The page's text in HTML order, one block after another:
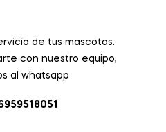
de tus mascotas.
con nuestro equipo,
al whatsapp